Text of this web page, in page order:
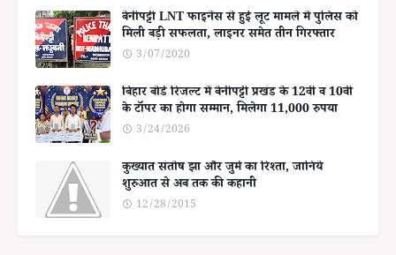
बेनीपट्टी LNT फाइनेंस से हुई लूट मामले में पुलिस को
मिली बड़ी सफलता, लाइनर समेत तीन गिरफ्तार
3/07/2020
बिहार बोर्ड रिजल्ट में बेनीपट्टी प्रखंड के 12वीं व 10वीं
के टॉपर का होगा सम्मान, मिलेगा 11,000 रुपया
3/24/2026
कुख्यात संतोष झा और जुर्म का रिश्ता, जानिये
शुरुआत से अब तक की कहानी
12/28/2015